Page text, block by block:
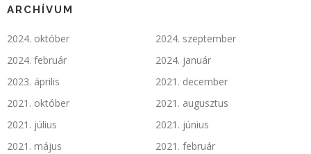
ARCHÍVUM
2024. október
2024. szeptember
2024. február
2024. január
2023. április
2021. december
2021. október
2021. augusztus
2021. július
2021. június
2021. május
2021. február